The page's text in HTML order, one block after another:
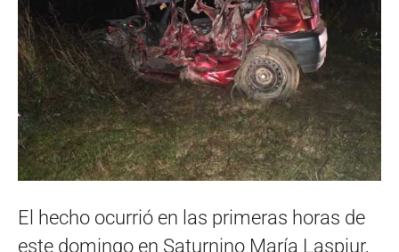
El hecho ocurrió en las primeras horas de
este domingo en Saturnino María Laspiur,